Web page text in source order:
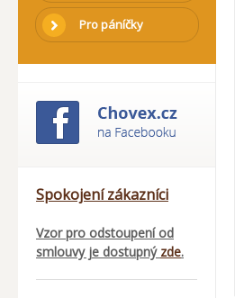
Pro páníčky
Spokojení zákazníci
Vzor pro odstoupení od
smlouvy je dostupný zde.